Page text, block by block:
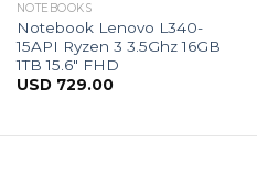
NOTEBOOKS
Notebook Lenovo L340-
15API Ryzen 3 3.5Ghz 16GB
1TB 15.6″ FHD
USD 729.00